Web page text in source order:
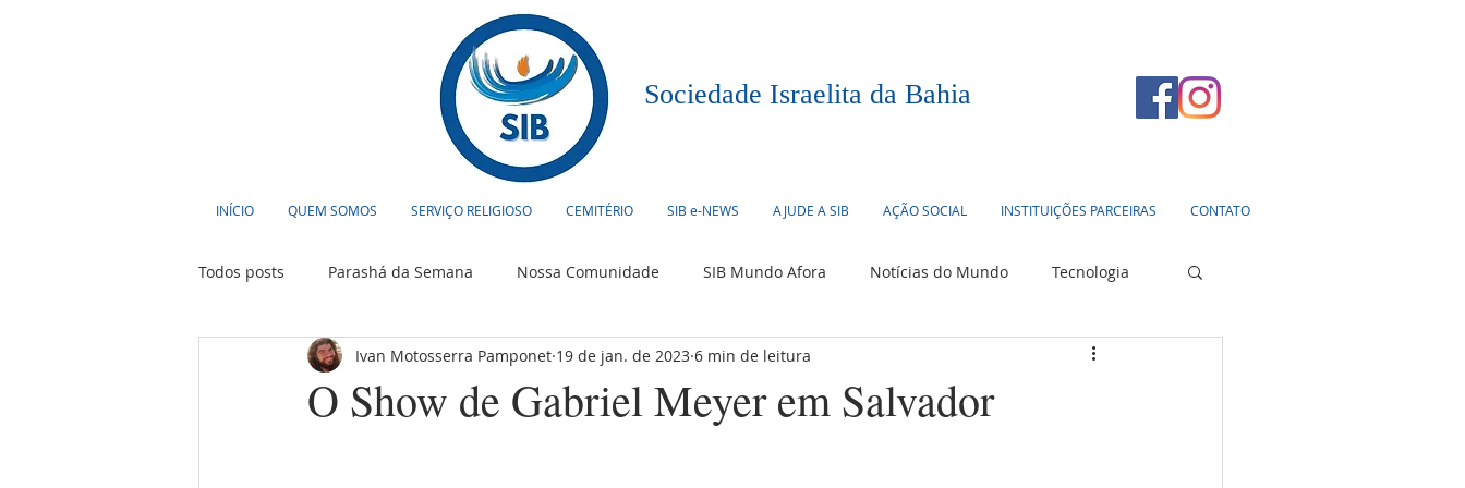
Sociedade Israelita da Bahia
INÍCIO QUEM SOMOS SERVIÇO RELIGIOSO CEMITÉRIO SIB e-NEWS AJUDE A SIB AÇÃO SOCIAL INSTITUIÇÕES PARCEIRAS CONTATO
Todos posts Parashá da Semana Nossa Comunidade SIB Mundo Afora Notícias do Mundo Tecnologia
Curiosidades Turismo Humor Judaico Culinária
O Show de Gabriel Meyer em Salvador
Ivan Motosserra Pamponet 19 de jan. de 2023 6 min de leitura